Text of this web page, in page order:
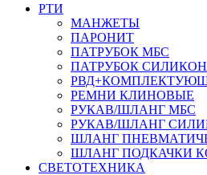
РТИ
МАНЖЕТЫ
ПАРОНИТ
ПАТРУБОК МБС
ПАТРУБОК
РЕМНИ КЛИНОВЫЕ
РУКАВ/ШЛАНГ МБС
РУКАВ/ШЛАНГ
ШЛАНГ
ШЛАНГ ПОДКАЧКИ
СВЕТОТЕХНИКА